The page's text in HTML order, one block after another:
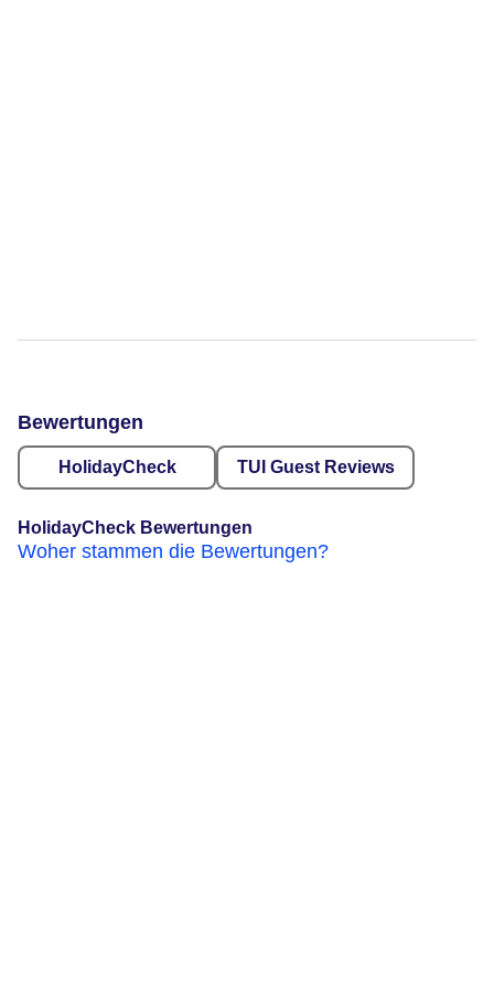
Bewertungen
HolidayCheck TUI Guest Reviews
HolidayCheck Bewertungen
Woher stammen die Bewertungen?